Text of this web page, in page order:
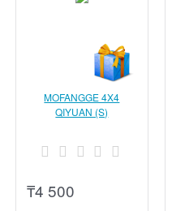
MOFANGGE 4X4
QIYUAN (S)
₸4 500